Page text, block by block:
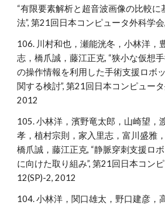
“有限要素解析と超音波画像の比較に
法”, 第21回日本コンピュータ外科学
106. 川村和也，瀬能洸冬，小林洋，
志，橋爪誠，藤江正克, “狭小な仮想
の操作情報を利用した手術支援ロボ
関する検討”, 第21回日本コンピュー
2012
105. 小林洋，濱野竜太郎，山崎望，
孝，植村宗則，家入里志，富川盛雅
橋爪誠，藤江正克, “静脈穿刺支援ロ
に向けた取り組み”, 第21回日本コン
12(SP)-2, 2012
104. 小林洋，関口雄太，野口建彦，